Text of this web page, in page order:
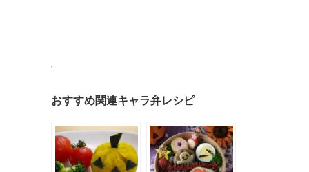
おすすめ関連キャラ弁レシピ